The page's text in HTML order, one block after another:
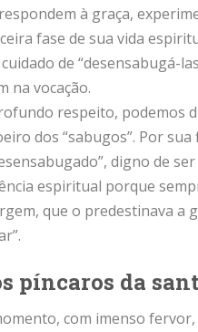
à graça,
fase de sua vida
de “desensabugá-
na vocação.
respeito, podemos
dos “sabugos”. Por
digno de
espiritual porque
que o predestinava a
píncaros da
com imenso